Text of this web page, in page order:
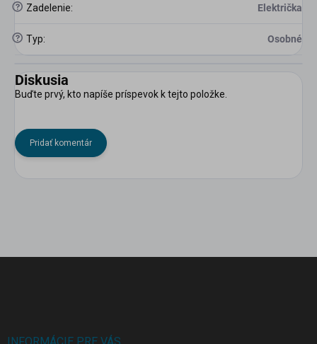
? Zadelenie: Električka
? Typ: Osobné
Diskusia
Buďte prvý, kto napíše príspevok k tejto položke.
Pridať komentár